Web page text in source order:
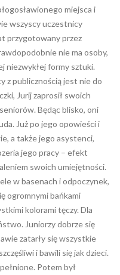
miejsca i
wszyscy uczestnicy
przygotowany przez
nie ma osoby,
niezwykłej formy sztuki.
z publicznością jest nie do
Jurij zaprosił swoich
Będąc blisko, oni
Już po jego opowieści i
a także jego asystenci,
jego pracy – efekt
swoich umiejętności.
w basenach i odpoczynek,
ogromnymi bańkami
kolorami tęczy. Dla
Juniorzy dobrze się
zatarły się wszystkie
i bawili się jak dzieci.
Potem był